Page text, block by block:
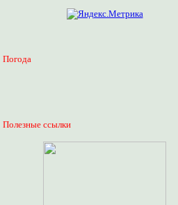
Погода
Полезные ссылки